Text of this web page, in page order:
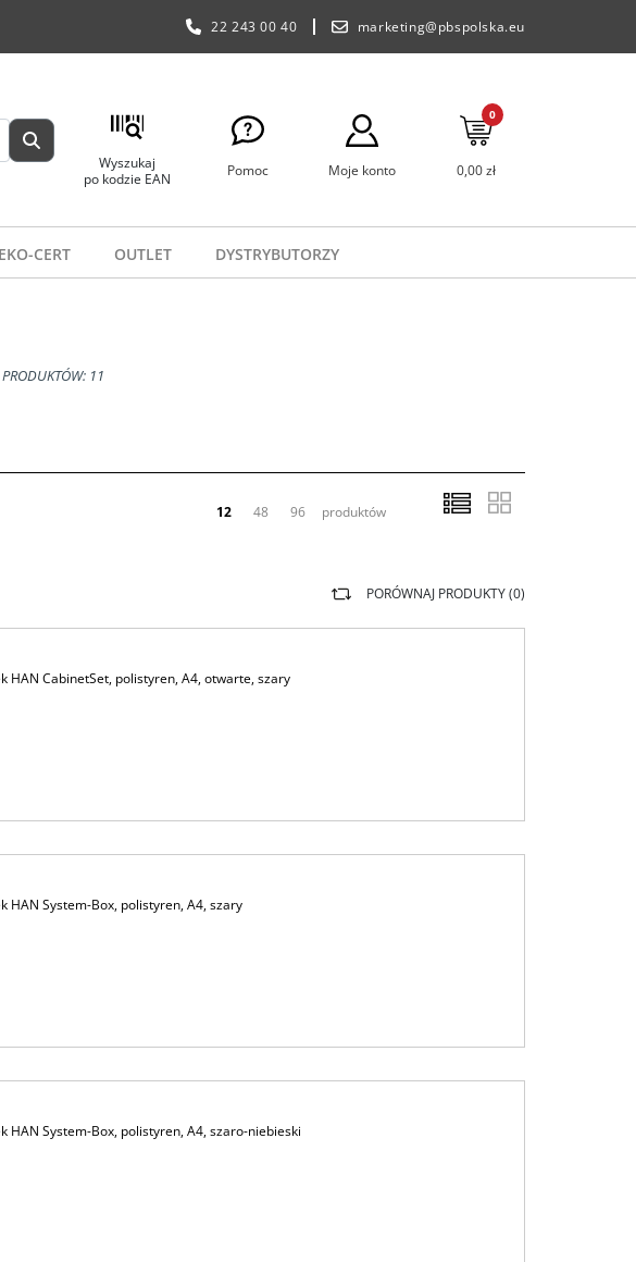
22 243 00 40 marketing@pbspolska.eu
Wyszukaj
po kodzie EAN
Pomoc Moje konto
0
0,00 zł
EKO-CERT OUTLET DYSTRYBUTORZY
PRODUKTÓW: 11
12 48 96 produktów
PORÓWNAJ PRODUKTY (0)
HAN CabinetSet, polistyren, A4, otwarte, szary
HAN System-Box, polistyren, A4, szary
HAN System-Box, polistyren, A4, szaro-niebieski